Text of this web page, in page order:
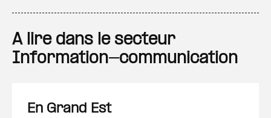
A lire dans le secteur
Information-communication
En Grand Est